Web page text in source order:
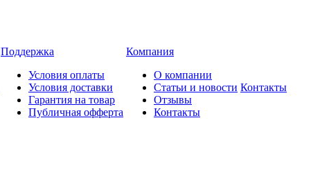
Поддержка
Условия оплаты
Условия доставки
Гарантия на товар
Публичная офферта
Компания
О компании
Статьи и новости
Отзывы
Контакты
Контакты